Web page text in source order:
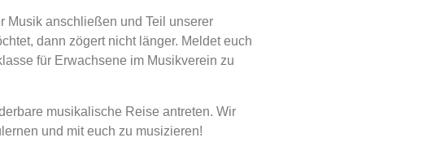
Musik anschließen und Teil unserer
dann zögert nicht länger. Meldet euch
für Erwachsene im Musikverein zu
musikalische Reise antreten. Wir
und mit euch zu musizieren!